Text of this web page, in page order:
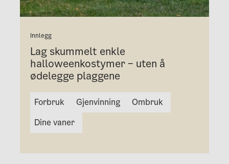
Innlegg
Lag skummelt enkle
halloweenkostymer – uten å
ødelegge plaggene
Forbruk Gjenvinning
Ombruk
Dine vaner